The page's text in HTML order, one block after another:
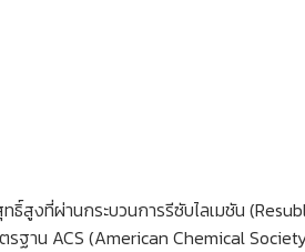
งที่ผ่านกระบวนการรีซับไลเมชัน
ฐาน ACS (American Chemical